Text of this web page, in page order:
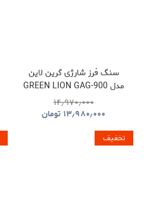
سنگ فرز شارژی گرین لاین
مدل GREEN LION GAG-900
CORDLESS ANGLE
GRINDER TOOL
۱۴٫۹۷۰٫۰۰۰
۱۳٫۹۸۰٫۰۰۰ تومان
تخفیف